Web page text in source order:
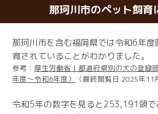
那珂川市のペット飼育
那珂川市を含む福岡県では令和6年
育されていることがわかりました。
参考： 厚生労働省｜都道府県別の犬の登録
年度～令和6年度）
（最終閲覧日 2025年11
令和5年の数字を見ると253,191頭